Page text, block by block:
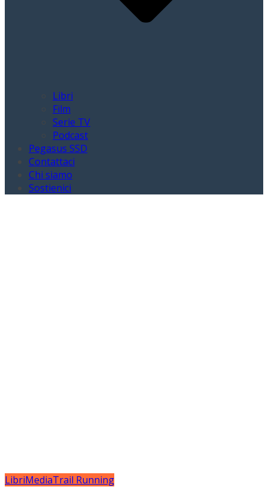
Libri
Film
Serie TV
Podcast
Pegasus SSD
Contattaci
Chi siamo
Sostienici
LibriMediaTrail Running